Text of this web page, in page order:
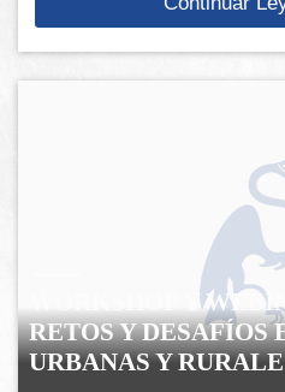
WORKSHOP Y
RETOS Y DESAFÍOS
URBANAS Y